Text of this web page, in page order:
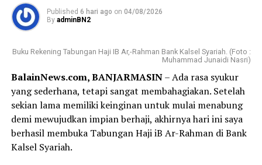
Published 6 hari ago on 04/08/2026
By adminBN2
Buku Rekening Tabungan Haji IB Ar,-Rahman Bank Kalsel Syariah. (Foto :
Muhammad Junaidi Nasri)
BalainNews.com, BANJARMASIN– Ada rasa syukur
yang sederhana, tetapi sangat membahagiakan. Setelah
sekian lama memiliki keinginan untuk mulai menabung
demi mewujudkan impian berhaji, akhirnya hari ini saya
berhasil membuka Tabungan Haji iB Ar-Rahman di Bank
Kalsel Syariah.